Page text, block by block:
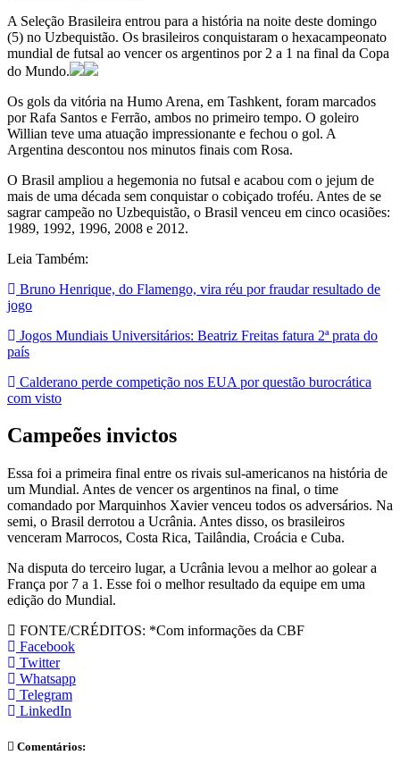
A Seleção Brasileira entrou para a história na noite deste domingo
(5) no Uzbequistão. Os brasileiros conquistaram o hexacampeonato
mundial de futsal ao vencer os argentinos por 2 a 1 na final da Copa
do Mundo.
Os gols da vitória na Humo Arena, em Tashkent, foram marcados
por Rafa Santos e Ferrão, ambos no primeiro tempo. O goleiro
Willian teve uma atuação impressionante e fechou o gol. A
Argentina descontou nos minutos finais com Rosa.
O Brasil ampliou a hegemonia no futsal e acabou com o jejum de
mais de uma década sem conquistar o cobiçado troféu. Antes de se
sagrar campeão no Uzbequistão, o Brasil venceu em cinco ocasiões:
1989, 1992, 1996, 2008 e 2012.
Leia Também:
Bruno Henrique, do Flamengo, vira réu por fraudar resultado de
jogo
Jogos Mundiais Universitários: Beatriz Freitas fatura 2ª prata do
país
Calderano perde competição nos EUA por questão burocrática
com visto
Campeões invictos
Essa foi a primeira final entre os rivais sul-americanos na história de
um Mundial. Antes de vencer os argentinos na final, o time
comandado por Marquinhos Xavier venceu todos os adversários. Na
semi, o Brasil derrotou a Ucrânia. Antes disso, os brasileiros
venceram Marrocos, Costa Rica, Tailândia, Croácia e Cuba.
Na disputa do terceiro lugar, a Ucrânia levou a melhor ao golear a
França por 7 a 1. Esse foi o melhor resultado da equipe em uma
edição do Mundial.
FONTE/CRÉDITOS: *Com informações da CBF
Facebook
Twitter
Whatsapp
Telegram
LinkedIn
Comentários: